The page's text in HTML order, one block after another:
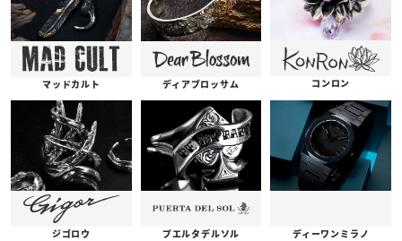
マッドカルト ディアブロッサム コンロン
ジゴロウ プエルタデルソル ディーワンミラノ